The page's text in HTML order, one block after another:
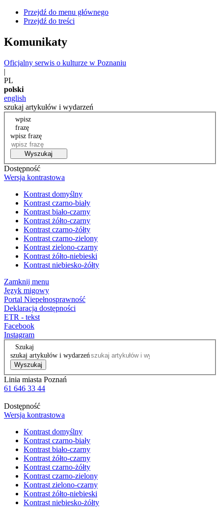
Przejdź do menu głównego
Przejdź do treści
Komunikaty
Oficjalny serwis o kulturze w Poznaniu
|
PL
polski
english
szukaj artykułów i wydarzeń
wpisz
frazę
wpisz frazę
Wyszukaj
Dostępność
Wersja kontrastowa
Kontrast domyślny
Kontrast czarno-biały
Kontrast biało-czarny
Kontrast żółto-czarny
Kontrast czarno-żółty
Kontrast czarno-zielony
Kontrast zielono-czarny
Kontrast żółto-niebieski
Kontrast niebiesko-żółty
Zamknij menu
Język migowy
Portal Niepełnosprawność
Deklaracja dostępności
ETR - tekst
Facebook
Instagram
Szukaj
szukaj artykułów i wydarzeń
Wyszukaj
Linia miasta Poznań
61 646 33 44
Dostępność
Wersja kontrastowa
Kontrast domyślny
Kontrast czarno-biały
Kontrast biało-czarny
Kontrast żółto-czarny
Kontrast czarno-żółty
Kontrast czarno-zielony
Kontrast zielono-czarny
Kontrast żółto-niebieski
Kontrast niebiesko-żółty